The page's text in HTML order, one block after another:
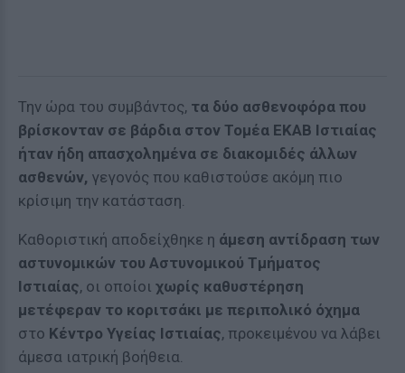
Την ώρα του συμβάντος, τα δύο ασθενοφόρα που
βρίσκονταν σε βάρδια στον Τομέα ΕΚΑΒ Ιστιαίας
ήταν ήδη απασχολημένα σε διακομιδές άλλων
ασθενών, γεγονός που καθιστούσε ακόμη πιο
κρίσιμη την κατάσταση.
Καθοριστική αποδείχθηκε η άμεση αντίδραση των
αστυνομικών του Αστυνομικού Τμήματος
Ιστιαίας, οι οποίοι χωρίς καθυστέρηση
μετέφεραν το κοριτσάκι με περιπολικό όχημα
στο Κέντρο Υγείας Ιστιαίας, προκειμένου να λάβει
άμεσα ιατρική βοήθεια.